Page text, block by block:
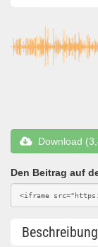
Download
Den Beitrag auf
Beschreibung